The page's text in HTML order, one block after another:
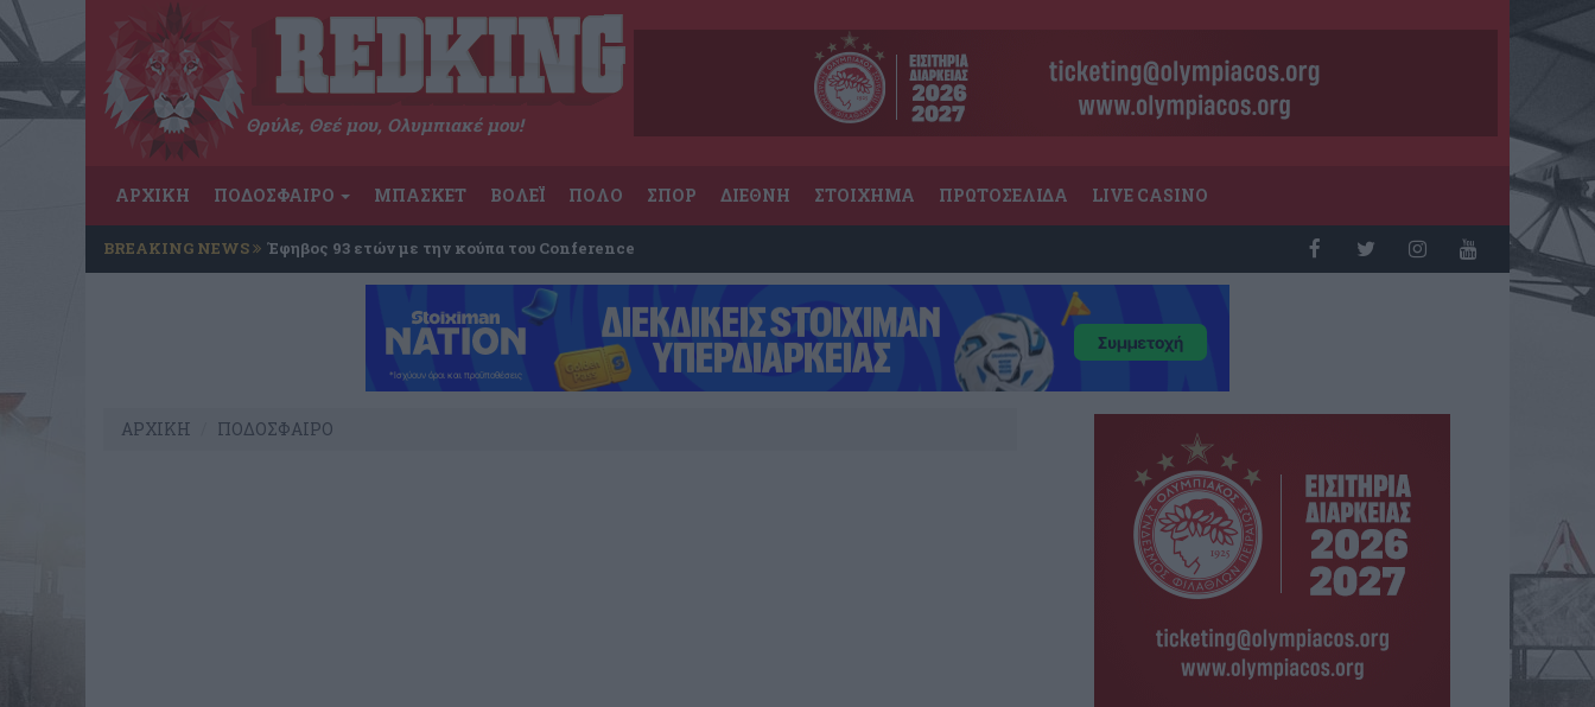
Θρύλε, Θεέ μου, Ολυμπιακέ μου!
ΑΡΧΙΚΗ ΠΟΔΟΣΦΑΙΡΟ ΜΠΑΣΚΕΤ ΒΟΛΕΪ ΠΟΛΟ ΣΠΟΡ ΔΙΕΘΝΗ ΣΤΟΙΧΗΜΑ ΠΡΩΤΟΣΕΛΙΔΑ LIVE CASINO
BREAKING NEWS Έφηβος 93 ετών με την κούπα του Conference
ΑΡΧΙΚΗ ΠΟΔΟΣΦΑΙΡΟ